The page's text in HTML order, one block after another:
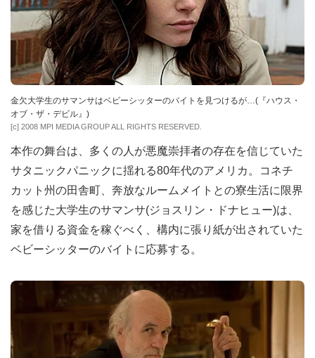
金欠大学生のサマンサはベビーシッターのバイトを見つけるが…(『ハウス・
オブ・ザ・デビル』)
[c] 2008 MPI MEDIA GROUP ALL RIGHTS RESERVED.
本作の舞台は、多くの人が悪魔崇拝者の存在を信じていた
サタニックパニックに揺れる80年代のアメリカ。コネチ
カット州の田舎町、奔放なルームメイトとの寮生活に限界
を感じた大学生のサマンサ(ジョスリン・ドナヒュー)は、
家を借りる資金を稼ぐべく、構内に張り紙が出されていた
ベビーシッターのバイトに応募する。